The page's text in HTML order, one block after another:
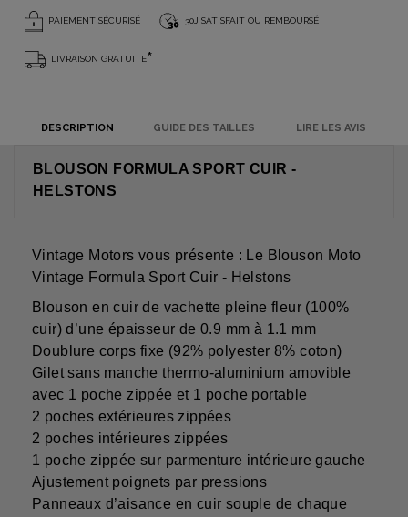
PAIEMENT SÉCURISÉ 30J SATISFAIT OU REMBOURSÉ
LIVRAISON GRATUITE*
DESCRIPTION GUIDE DES TAILLES LIRE LES AVIS
BLOUSON FORMULA SPORT CUIR -
HELSTONS
Vintage Motors vous présente : Le Blouson Moto
Vintage Formula Sport Cuir - Helstons
Blouson en cuir de vachette pleine fleur (100%
cuir) d’une épaisseur de 0.9 mm à 1.1 mm
Doublure corps fixe (92% polyester 8% coton)
Gilet sans manche thermo-aluminium amovible
avec 1 poche zippée et 1 poche portable
2 poches extérieures zippées
2 poches intérieures zippées
1 poche zippée sur parmenture intérieure gauche
Ajustement poignets par pressions
Panneaux d’aisance en cuir souple de chaque